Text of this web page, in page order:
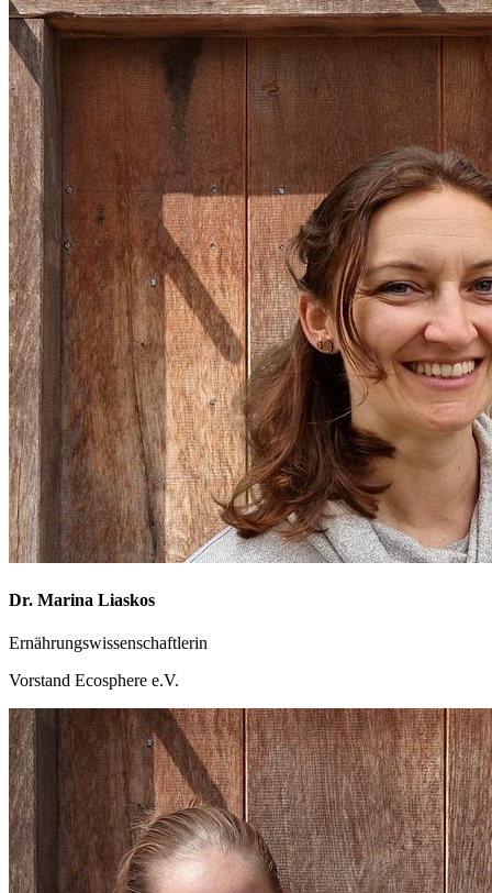
Dr. Marina Liaskos
Ernährungswissenschaftlerin
Vorstand Ecosphere e.V.